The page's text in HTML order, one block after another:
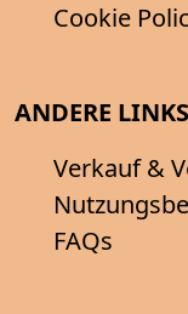
Cookie
ANDERE LINKS
Verkauf &
FAQs